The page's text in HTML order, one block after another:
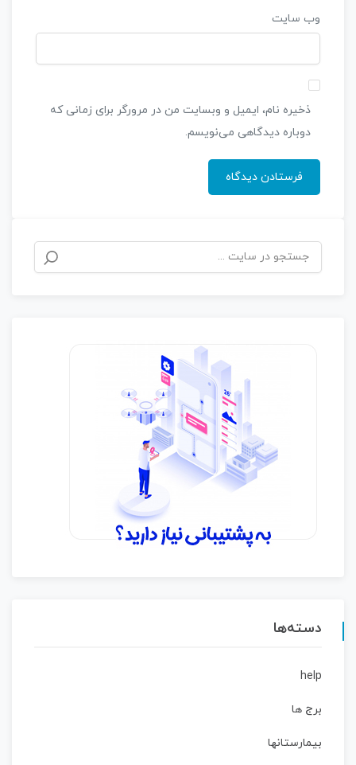
وب‌ سایت
ذخیره نام، ایمیل و وبسایت من در مرورگر برای زمانی که
دوباره دیدگاهی می‌نویسم.
دسته‌ها
help
برج ها
بیمارستانها